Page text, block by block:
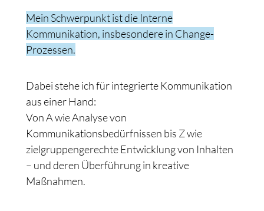
Mein Schwerpunkt ist die Interne
Kommunikation, insbesondere in Change-
Prozessen.
Dabei stehe ich für integrierte Kommunikation
aus einer Hand:
Von A wie Analyse von
Kommunikationsbedürfnissen bis Z wie
zielgruppengerechte Entwicklung von Inhalten
– und deren Überführung in kreative
Maßnahmen.